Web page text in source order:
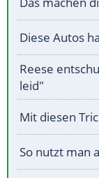
Diese Autos
Reese
leid"
Mit diesen
So nutzt man